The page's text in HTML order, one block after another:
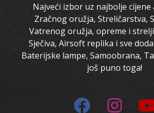
Najveći izbor uz najbolje
Zračnog oružja, Streličarstva,
Vatrenog oružja, opreme i
Sječiva, Airsoft replika i sve
Baterijske lampe, Samoobrana,
još puno toga!